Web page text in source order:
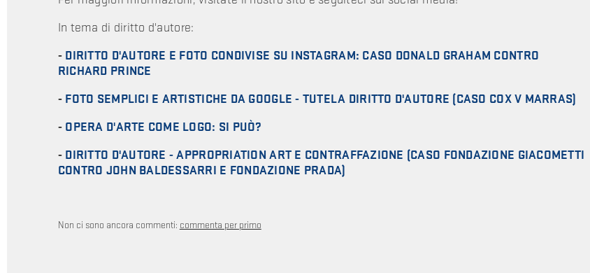
In tema di diritto d'autore:
- DIRITTO D'AUTORE E FOTO CONDIVISE SU INSTAGRAM: CASO DONALD GRAHAM CONTRO
RICHARD PRINCE
- FOTO SEMPLICI E ARTISTICHE DA GOOGLE - TUTELA DIRITTO D'AUTORE (CASO COX V MARRAS)
- OPERA D'ARTE COME LOGO: SI PUÒ?
- DIRITTO D'AUTORE - APPROPRIATION ART E CONTRAFFAZIONE (CASO FONDAZIONE GIACOMETTI
CONTRO JOHN BALDESSARRI E FONDAZIONE PRADA)
Non ci sono ancora commenti: commenta per primo